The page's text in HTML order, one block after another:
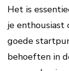
Het is
je enthousiast
goede
behoeften in